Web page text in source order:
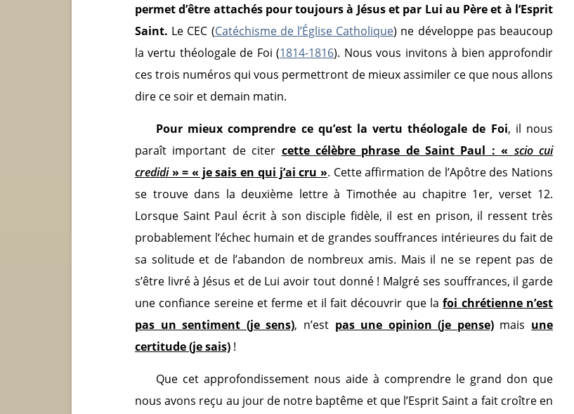
permet d’être attachés pour toujours à Jésus et par Lui au Père et à l’Esprit
Saint. Le CEC (Catéchisme de l’Église Catholique) ne développe pas beaucoup
la vertu théologale de Foi (1814-1816). Nous vous invitons à bien approfondir
ces trois numéros qui vous permettront de mieux assimiler ce que nous allons
dire ce soir et demain matin.
Pour mieux comprendre ce qu’est la vertu théologale de Foi, il nous
paraît important de citer cette célèbre phrase de Saint Paul : « scio cui
credidi» = « je sais en qui j’ai cru ». Cette affirmation de l’Apôtre des Nations
se trouve dans la deuxième lettre à Timothée au chapitre 1er, verset 12.
Lorsque Saint Paul écrit à son disciple fidèle, il est en prison, il ressent très
probablement l’échec humain et de grandes souffrances intérieures du fait de
sa solitude et de l’abandon de nombreux amis. Mais il ne se repent pas de
s’être livré à Jésus et de Lui avoir tout donné ! Malgré ses souffrances, il garde
une confiance sereine et ferme et il fait découvrir que lafoi chrétienne n’est
pas un sentiment (je sens), n’est pas une opinion (je pense)mais une
certitude (je sais) !
Que cet approfondissement nous aide à comprendre le grand don que
nous avons reçu au jour de notre baptême et que l’Esprit Saint a fait croître en